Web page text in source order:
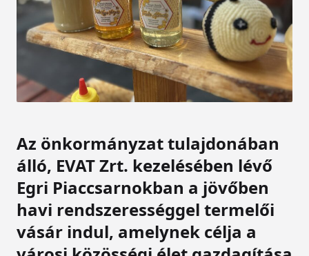
Az önkormányzat tulajdonában
álló, EVAT Zrt. kezelésében lévő
Egri Piaccsarnokban a jövőben
havi rendszerességgel termelői
vásár indul, amelynek célja a